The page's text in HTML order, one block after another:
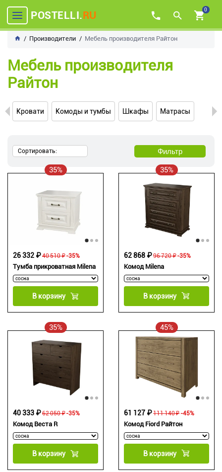
POSTELLI.RU 0
Производители Мебель производителя Райтон
Мебель производителя
Райтон
Кровати Комоды и тумбы Шкафы Матрасы
Сортировать: Фильтр
35%
Тумба прикроватная Milena
40 510 ₽
26 332 ₽ -35%
В корзину
35%
Комод Milena
96 720 ₽
62 868 ₽ -35%
В корзину
35%
Комод Веста R
62 050 ₽
40 333 ₽ -35%
В корзину
45%
Комод Fiord Райтон
111 140 ₽
61 127 ₽ -45%
В корзину